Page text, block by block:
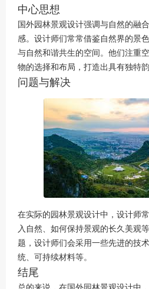
中心思想
国外园林景观设计强调与自然的融
感。设计师们常常借鉴自然界的景
与自然和谐共生的空间。他们注重
物的选择和布局，打造出具有独特韵
问题与解决
在实际的园林景观设计中，设计师
入自然、如何保持景观的长久美观
题，设计师们会采用一些先进的技
统、可持续材料等。
结尾
总的来说，在国外园林景观设计中